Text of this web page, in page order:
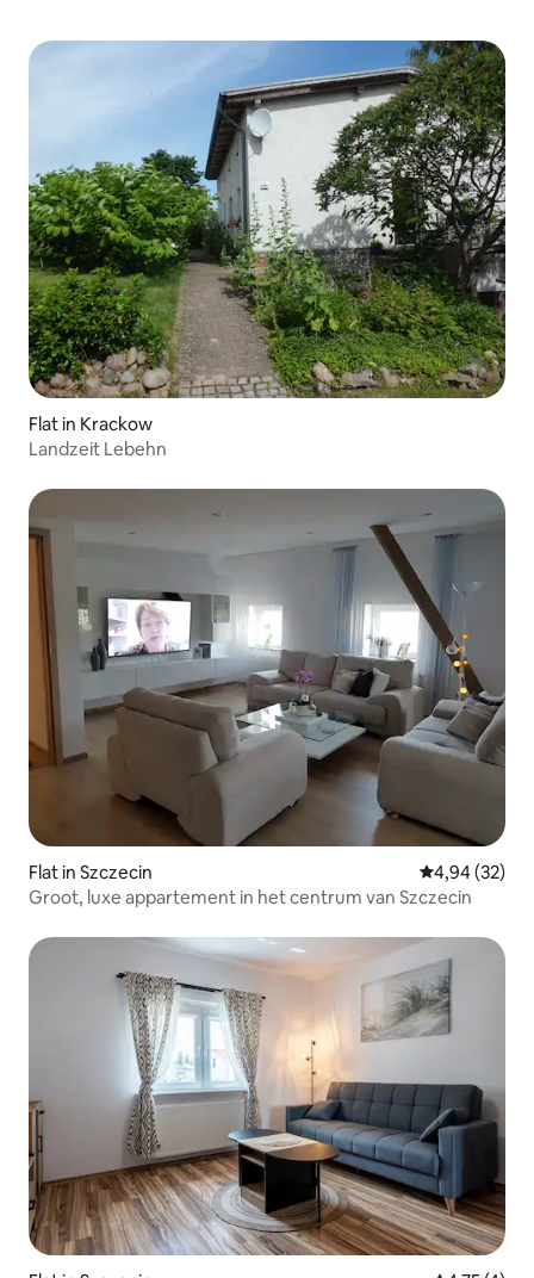
Flat in Krackow
Landzeit Lebehn
Flat in Szczecin Gemiddelde
4,94 (32)
Groot, luxe appartement in het centrum van Szczecin